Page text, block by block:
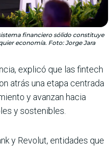
financiero sólido constituye
economía. Foto: Jorge Jara
explicó que las fintech
atrás una etapa centrada
y avanzan hacia
y sostenibles.
y Revolut, entidades que